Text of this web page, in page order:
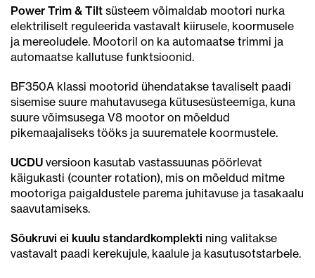
Power Trim & Tilt süsteem võimaldab mootori nurka
elektriliselt reguleerida vastavalt kiirusele, koormusele
ja mereoludele. Mootoril on ka automaatse trimmi ja
automaatse kallutuse funktsioonid.
BF350A klassi mootorid ühendatakse tavaliselt paadi
sisemise suure mahutavusega kütusesüsteemiga, kuna
suure võimsusega V8 mootor on mõeldud
pikemaajaliseks tööks ja suurematele koormustele.
UCDU versioon kasutab vastassuunas pöörlevat
käigukasti (counter rotation), mis on mõeldud mitme
mootoriga paigaldustele parema juhitavuse ja tasakaalu
saavutamiseks.
Sõukruvi ei kuulu standardkomplekti ning valitakse
vastavalt paadi kerekujule, kaalule ja kasutusotstarbele.